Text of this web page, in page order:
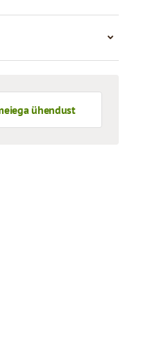
ühendust